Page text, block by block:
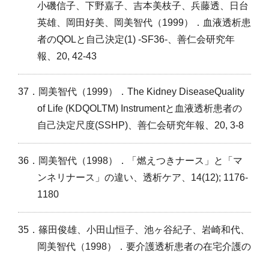
小磯信子、下野嘉子、吉本美枝子、兵藤透、日台
英雄、岡田好美、岡美智代（1999）．血液透析患
者のQOLと自己決定(1) -SF36-、善仁会研究年
報、20, 42-43
37．岡美智代（1999）．The Kidney DiseaseQuality
of Life (KDQOLTM) Instrumentと血液透析患者の
自己決定尺度(SSHP)、善仁会研究年報、20, 3-8
36．岡美智代（1998）．「燃えつきナース」と「マ
ンネリナース」の違い、透析ケア、14(12); 1176-
1180
35．篠田俊雄、小田山恒子、池ヶ谷紀子、岩崎和代、
岡美智代（1998）．要介護透析患者の在宅介護の